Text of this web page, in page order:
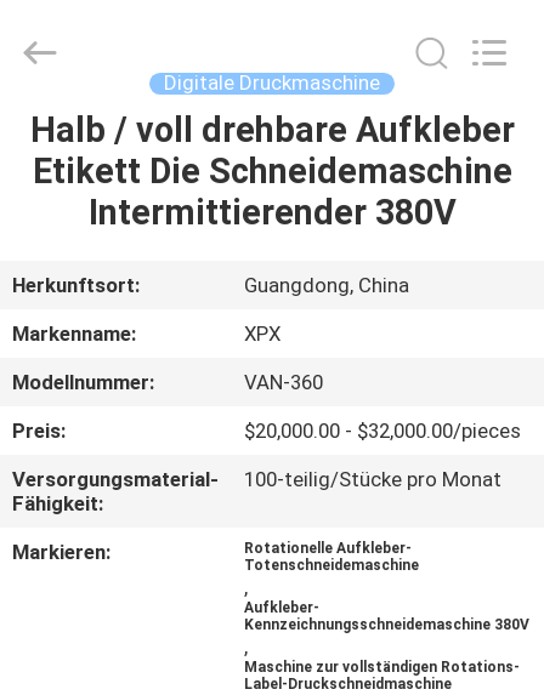
ZU
HAUSE
VIDEOS
VR-
SHOW
ÜBER
UNS
WERKSBESICHTIGUNG
Reserved.
Digitale Druckmaschine
Halb / voll drehbare Aufkleber
Etikett Die Schneidemaschine
Intermittierender 380V
Herkunftsort:
Guangdong, China
Markenname:
XPX
Modellnummer:
VAN-360
Preis:
$20,000.00 - $32,000.00/pieces
Versorgungsmaterial-
Fähigkeit:
100-teilig/Stücke pro Monat
Markieren:
Rotationelle Aufkleber-
Totenschneidemaschine
,
Aufkleber-
Kennzeichnungsschneidemaschine 380V
,
Maschine zur vollständigen Rotations-
Label-Druckschneidmaschine